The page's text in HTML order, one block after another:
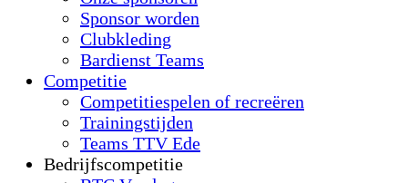
Sponsor worden
Clubkleding
Bardienst Teams
Competitie
Competitiespelen of recreëren
Trainingstijden
Teams TTV Ede
Bedrijfscompetitie